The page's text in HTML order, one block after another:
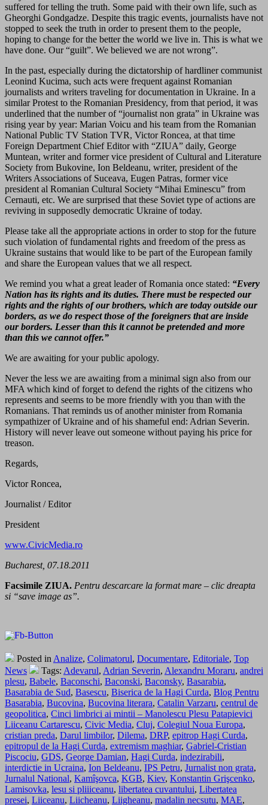
suffered for telling the truth. Some paid with their own life, such as
Gheorghi Gondgadze. Despite this tragic events, journalists have not
stopped to seek the truth in order to present them to the people,
hoping to change for the better the world we live in. This is what we
have done. Our “guilt”. We believed we are not wrong”.
In the past, especially during the dictatorship of hardliner communist
Leonind Kucima, such acts were frequent against Romanian
journalists and writers traveling for documentation in Ukraine. In a
similar Protest to the Romanian Presidency, from that period, it was
underlined that the number of “journalist non grata” in Ukraine was
rising year by year: Marian Voicu and his team from the Romanian
National Public TV Station TVR, Victor Roncea, at that time
Foreign Department Chief Editor with “ZIUA” daily, George
Muntean, writer and former vice president of Cultural and Literature
Society from Bukovine, Ion Beldeanu, writer, president of the
Writers Associations of Suceava, Eugen Patras, former vice
president al Romanian Cultural Society “Mihai Eminescu” from
Cernauti, etc. We are surprised that these Soviet type of actions are
reviving in supposedly democratic Ukraine of today.
Please take all the appropriate actions in order to stop for the future
such violation of fundamental rights and freedom of the press as
Ukraine sustains that would like to be part of the European family
and share the European values that we all respect.
We remind you what a great leader of Romania once stated: “Every
Nation has its rights and its duties. There must be respected our
rights and the rights of our brothers, which are today outside our
borders, as we do respect those of the foreigners that are inside
our borders. Lesser than this it cannot be pretended and more
than this we cannot offer.”
We are awaiting for your public apology.
Never the less we are awaiting from a minimal sign also from our
MFA which kind of forget to defend the rights of the citizens who
represents and seems to be more friendly with you than with the
Romanians. That reminds us of another minister from Romania
sympathizer of Ukraine and of his shameful end: Adrian Severin.
History will never leave out someone without paying his price for
treason.
Regards,
Victor Roncea,
Journalist / Editor
President
www.CivicMedia.ro
Bucharest, 07.18.2011
Facsimile ZIUA. Pentru descarcare la format mare – clic dreapta
si “save image as”.
Posted in Analize, Colimatorul, Documentare, Editoriale, Top
News
Tags: Adevarul, Adrian Severin, Alexandru Moraru, andrei
plesu, Babele, Baconschi, Baconski, Baconsky, Basarabia,
Basarabia de Sud, Basescu, Biserica de la Hagi Curda, Blog Pentru
Basarabia, Bucovina, Bucovina literara, Catalin Varzaru, centrul de
geopolitica, Cinci limbrici ai mintii – Manolescu Plesu Patapievici
Liiceanu Cartarescu, Civic Media, Cluj, Colegiul Noua Europa,
cristian preda, Darul limbilor, Dilema, DRP, epitrop Hagi Curda,
epitropul de la Hagi Curda, extremism maghiar, Gabriel-Cristian
Piscociu, GDS, George Damian, Hagi Curda, indezirabili,
interdictie in Ucraina, Ion Beldeanu, IPS Petru, Jurnalist non grata,
Jurnalul National, Kamîşovca, KGB, Kiev, Konstantin Grişcenko,
Lamisovka, lesu si pliiiceanu, libertatea cuvantului, Libertatea
presei, Liiceanu, Liicheanu, Liigheanu, madalin necsutu, MAE,